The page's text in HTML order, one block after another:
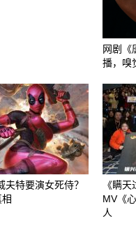
网剧《
播，嗅
夫特要演女死侍？
《瞒
MV《
人